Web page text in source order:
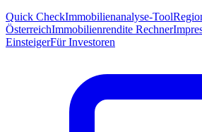
Quick CheckImmobilienanalyse-Tool
ÖsterreichImmobilienrendite Rechner
EinsteigerFür Investoren